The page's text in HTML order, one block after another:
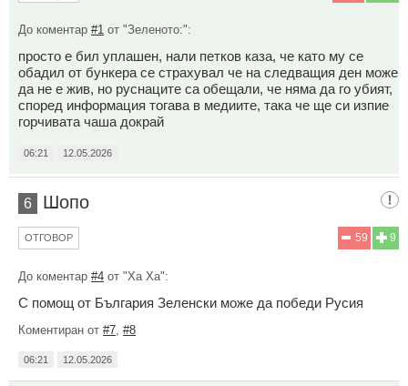
До коментар #1 от "Зеленото:":
просто е бил уплашен, нали петков каза, че като му се
обадил от бункера се страхувал че на следващия ден може
да не е жив, но руснаците са обещали, че няма да го убият,
според информация тогава в медиите, така че ще си изпие
горчивата чаша докрай
06:21 12.05.2026
6 Шопо
9
59
ОТГОВОР
До коментар #4 от "Ха Ха":
С помощ от България Зеленски може да победи Русия
Коментиран от #7 #8
06:21 12.05.2026